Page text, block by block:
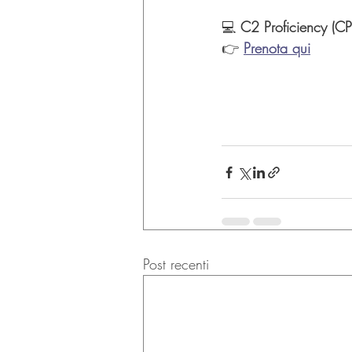
💻 C2 Proficiency
👉 Prenota qui
Post recenti